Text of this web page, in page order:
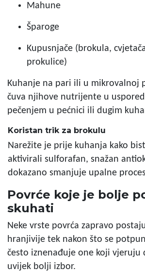
Mahune
Šparoge
Kupusnjače (brokula,
prokulice)
Kuhanje na pari ili u mikrovalnoj
čuva njihove nutrijente u
pečenjem u pećnici ili dugim
Koristan trik za brokulu
Narežite je prije kuhanja kako
aktivirali sulforafan, snažan
dokazano smanjuje upalne
Povrće koje je bolje
skuhati
Neke vrste povrća zapravo
hranjivije tek nakon što se
često iznenađuje one koji vjeruju
uvijek bolji izbor.